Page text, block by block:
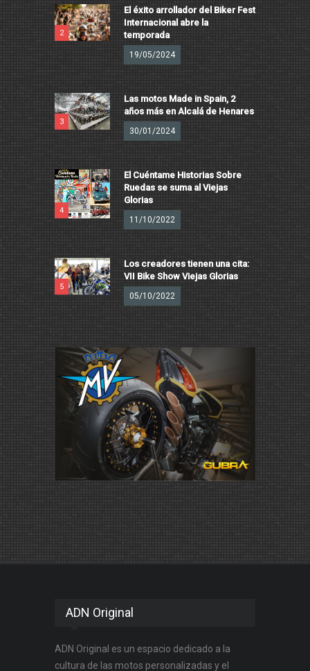
2
El éxito arrollador del Biker Fest
Internacional abre la
temporada
19/05/2024
3
Las motos Made in Spain, 2
años más en Alcalá de Henares
30/01/2024
4
El Cuéntame Historias Sobre
Ruedas se suma al Viejas
Glorias
11/10/2022
5
Los creadores tienen una cita:
VII Bike Show Viejas Glorias
05/10/2022
ADN Original
ADN Original es un espacio dedicado a la
cultura de las motos personalizadas y el